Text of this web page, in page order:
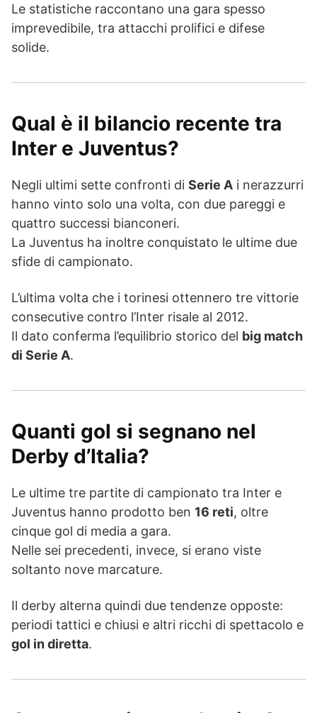
Le statistiche raccontano una gara spesso
imprevedibile, tra attacchi prolifici e difese
solide.
Qual è il bilancio recente tra
Inter e Juventus?
Negli ultimi sette confronti di Serie A i nerazzurri
hanno vinto solo una volta, con due pareggi e
quattro successi bianconeri.
La Juventus ha inoltre conquistato le ultime due
sfide di campionato.
L’ultima volta che i torinesi ottennero tre vittorie
consecutive contro l’Inter risale al 2012.
Il dato conferma l’equilibrio storico del big match
di Serie A.
Quanti gol si segnano nel
Derby d’Italia?
Le ultime tre partite di campionato tra Inter e
Juventus hanno prodotto ben 16 reti, oltre
cinque gol di media a gara.
Nelle sei precedenti, invece, si erano viste
soltanto nove marcature.
Il derby alterna quindi due tendenze opposte:
periodi tattici e chiusi e altri ricchi di spettacolo e
gol in diretta.